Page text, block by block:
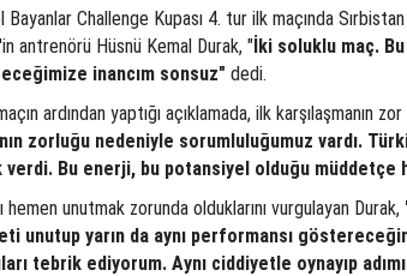
Bayanlar Challenge Kupası 4. tur ilk maçında
antrenörü Hüsnü Kemal Durak, "İki soluklu maç.
inancım sonsuz" dedi.
ardından yaptığı açıklamada, ilk karşılaşmanın
zorluğu nedeniyle sorumluluğumuz vardı.
verdi. Bu enerji, bu potansiyel olduğu
hemen unutmak zorunda olduklarını vurgulayan Durak,
unutup yarın da aynı performansı
tebrik ediyorum. Aynı ciddiyetle oynayıp